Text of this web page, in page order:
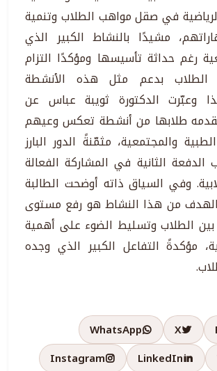
في صقل مواهب الطلاب وتنمية
مشيدًا بالنشاط الكبير الذي
رغم حداثة تأسيسها ومؤكدًا التزام
الطلاب بدعم مثل هذه الأنشطة
وعبّرت الدكتورة ثويبة عباس عن
طلابها من أنشطة تعكس وعيهم
والمجتمعية، مثمّنةً الدور البارز
الدفعة الثانية في المشاركة الفعالة
وفي السياق ذاته أوضحت الطالبة
من هذا النشاط هو رفع مستوى
الطلاب وتسليط الضوء على أهمية
مؤكدةً التفاعل الكبير الذي وجده
X
WhatsApp
LinkedIn
Instagram